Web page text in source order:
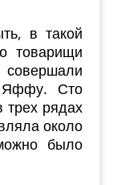
в такой
товарищи
совершали
Яффу. Сто
трех рядах
около
было